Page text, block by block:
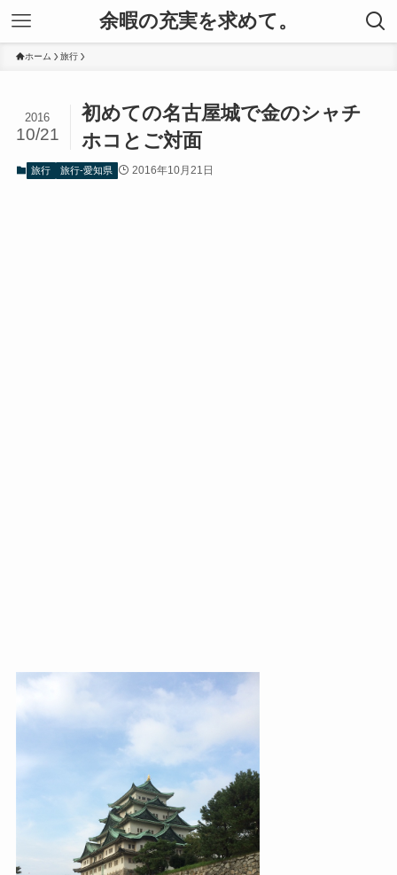
余暇の充実を求めて。
ホーム 旅行
初めての名古屋城で金のシャチ
ホコとご対面
2016
10/21
旅行 旅行-愛知県 2016年10月21日